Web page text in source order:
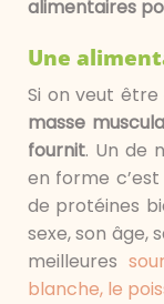
alimentaires
Une
Si on veut
masse
fournit. Un de
en forme
de protéines
sexe, son âge,
meilleures
blanche, le